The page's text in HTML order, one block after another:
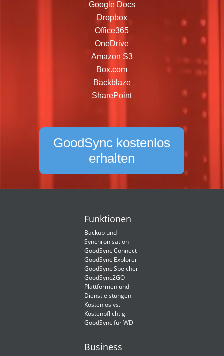
Google Docs
Dropbox
Office365
OneDrive
Amazon S3
Box.com
Backblaze
SharePoint
GoodSync kostenlos
erhalten
Funktionen
Backup und
Synchronisation
GoodSync Connect
GoodSync Explorer
GoodSync Speicher
GoodSync2GO
Plattformen und
Dienstleistungen
Kostenlos vs.
Kostenpflichtig
GoodSync für WD
Business